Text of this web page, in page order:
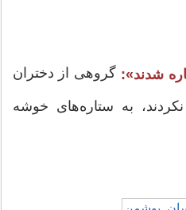
گروهی از دختران
به ستاره‌های خوشه